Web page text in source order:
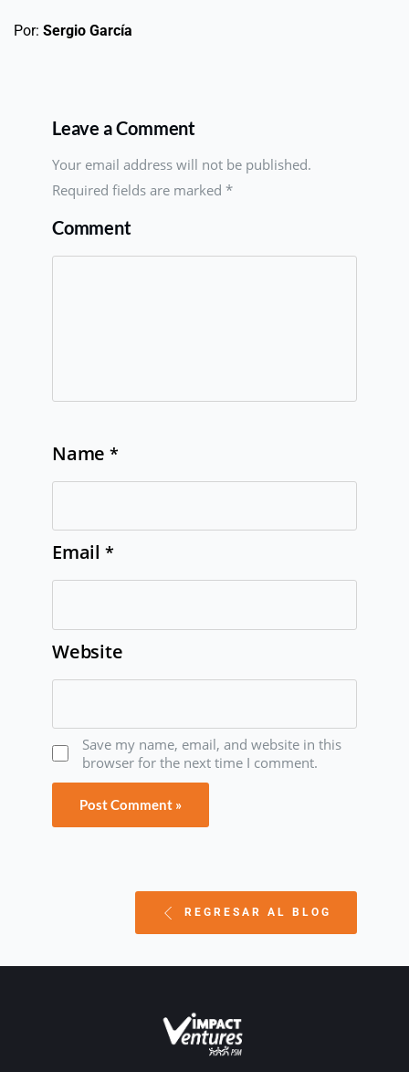
Por: Sergio García
Leave a Comment
Your email address will not be published.
Required fields are marked *
Comment
Name *
Email *
Website
Save my name, email, and website in this
browser for the next time I comment.
REGRESAR AL BLOG